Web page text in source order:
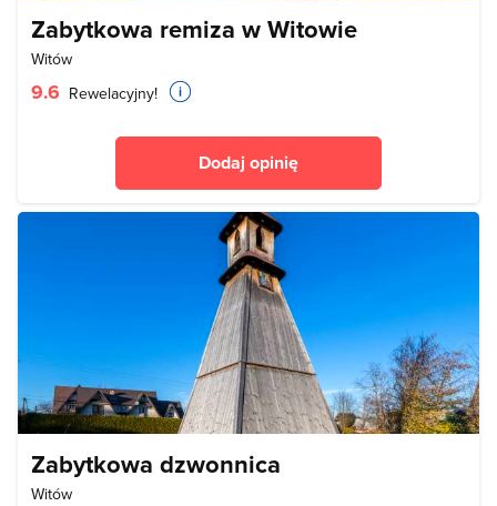
Zabytkowa remiza w Witowie
Witów
9.6 Rewelacyjny!
Dodaj opinię
Zabytkowa dzwonnica
Witów